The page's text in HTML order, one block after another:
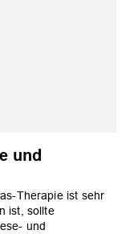
und
Therapie ist sehr
ist, sollte
und